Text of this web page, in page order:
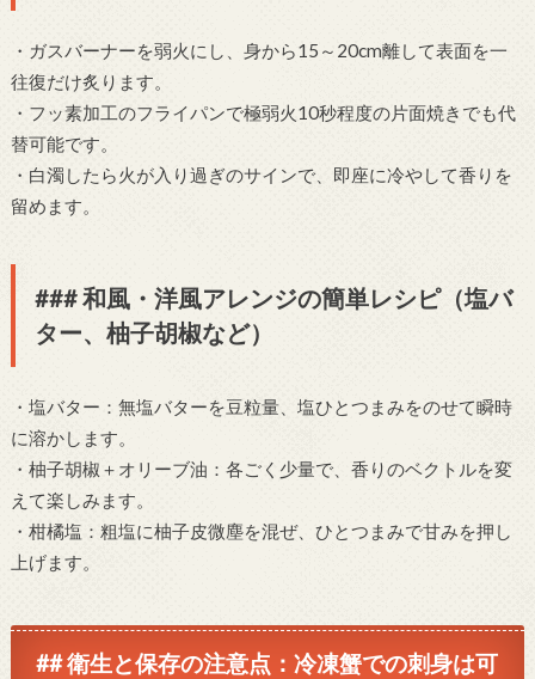
・ガスバーナーを弱火にし、身から15～20cm離して表面を一
往復だけ炙ります。
・フッ素加工のフライパンで極弱火10秒程度の片面焼きでも代
替可能です。
・白濁したら火が入り過ぎのサインで、即座に冷やして香りを
留めます。
### 和風・洋風アレンジの簡単レシピ（塩バ
ター、柚子胡椒など）
・塩バター：無塩バターを豆粒量、塩ひとつまみをのせて瞬時
に溶かします。
・柚子胡椒＋オリーブ油：各ごく少量で、香りのベクトルを変
えて楽しみます。
・柑橘塩：粗塩に柚子皮微塵を混ぜ、ひとつまみで甘みを押し
上げます。
## 衛生と保存の注意点：冷凍蟹での刺身は可